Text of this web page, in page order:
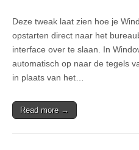
Deze tweak laat zien hoe je
opstarten direct naar het
interface over te slaan. In
automatisch op naar de tegels
in plaats van het…
Read more →